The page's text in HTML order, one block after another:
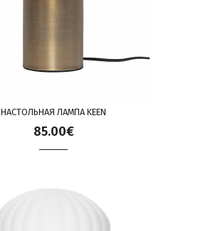
НАСТОЛЬНАЯ ЛАМПА KEEN
85.00€